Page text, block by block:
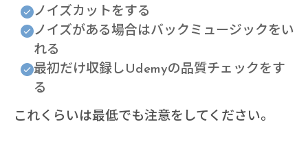
ノイズカットをする
ノイズがある場合はバックミュージックをい
れる
最初だけ収録しUdemyの品質チェックをす
る
これくらいは最低でも注意をしてください。